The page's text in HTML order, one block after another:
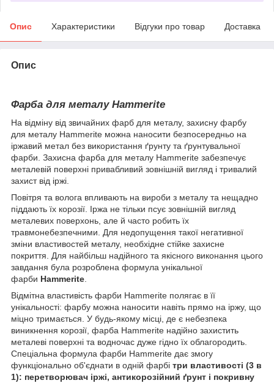
Опис Характеристики Відгуки про товар Доставка
Опис
Фарба для металу Hammerite
На відміну від звичайних фарб для металу, захисну фарбу
для металу Hammerite можна наносити безпосередньо на
іржавий метал без використання ґрунту та ґрунтувальної
фарби. Захисна фарба для металу Hammerite забезпечує
металевій поверхні привабливий зовнішній вигляд і тривалий
захист від іржі.
Повітря та волога впливають на вироби з металу та нещадно
піддають їх корозії. Іржа не тільки псує зовнішній вигляд
металевих поверхонь, але й часто робить їх
травмонебезпечними. Для недопущення такої негативної
зміни властивостей металу, необхідне стійке захисне
покриття. Для найбільш надійного та якісного виконання цього
завдання була розроблена формула унікальної
фарби Hammerite.
Відмітна властивість фарби Hammerite полягає в її
унікальності: фарбу можна наносити навіть прямо на іржу, що
міцно тримається. У будь-якому місці, де є небезпека
виникнення корозії, фарба Hammerite надійно захистить
металеві поверхні та водночас дуже гідно їх облагородить.
Спеціальна формула фарби Hammerite дає змогу
функціонально об'єднати в одній фарбі три властивості (3 в
1): перетворювач іржі, антикорозійний ґрунт і покривну